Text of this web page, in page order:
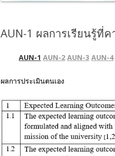
AUN-1 ผลการเรียนรู้ที่
AUN-1 AUN-2 AUN-3 AUN-4
ผลการประเมินตนเอง